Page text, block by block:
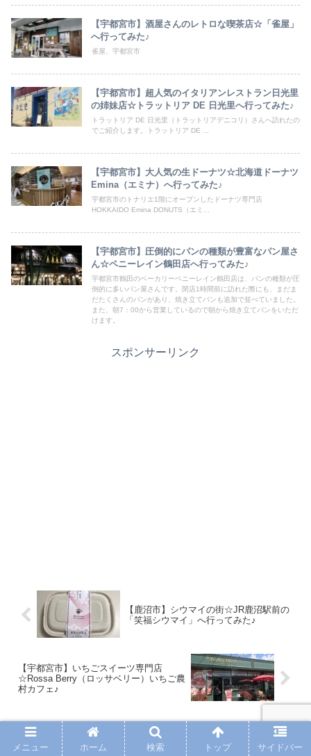
【宇都宮市】酒屋さんのレトロな喫茶店☆「雀屋」
へ行ってみた♪
雀屋、宇都宮市
【宇都宮市】超人気のイタリアンレストラン日光里
の姉妹店☆トラットリア DE 日光里へ行ってみた♪
トラットリア DE 日光里（トラットリアデニコリ）さんへ訪れたの
でご紹介します。トラットリア DE ...
【宇都宮市】大人気の生ドーナツ☆北海道ドーナツ
Emina（エミナ）へ行ってみた♪
宇都宮市のトナリエ1階にオープンしたドーナツ専門店
HOKKAIDO Emina DONUTS（エミ...
【宇都宮市】圧倒的にパンの種類が豊富なパン屋さ
ん☆ペニーレイン鶴田店へ行ってみた♪
宇都宮市鶴田のベーカリーペニーレイン鶴田店は、パンの種類が圧
倒的に多いパン屋さんです。閉店1時間前に訪れた際にも、まだま
だたくさんのパンがあり、焼き立てパンも追加で並べていました。
また、朝7：00から営業しているので朝から焼き立てパンをいただ
けます。
スポンサーリンク
【鹿沼市】シウマイの街☆JR鹿沼駅前の
「笑福シウマイ」へ行ってみた♪
【宇都宮市】いちごスイーツ専門店
☆Rossa Berry（ロッサベリー）いちご農
村カフェ♪
ホーム ☆グルメ ｶﾌｪ・ﾚｽﾄﾗﾝ
メニュー ホーム 検索 トップ サイドバー